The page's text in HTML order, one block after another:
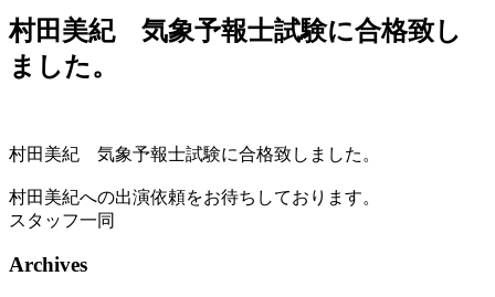
村田美紀 気象予報士試験に合格致し
ました。
村田美紀 気象予報士試験に合格致しました。
村田美紀への出演依頼をお待ちしております。
スタッフ一同
Archives